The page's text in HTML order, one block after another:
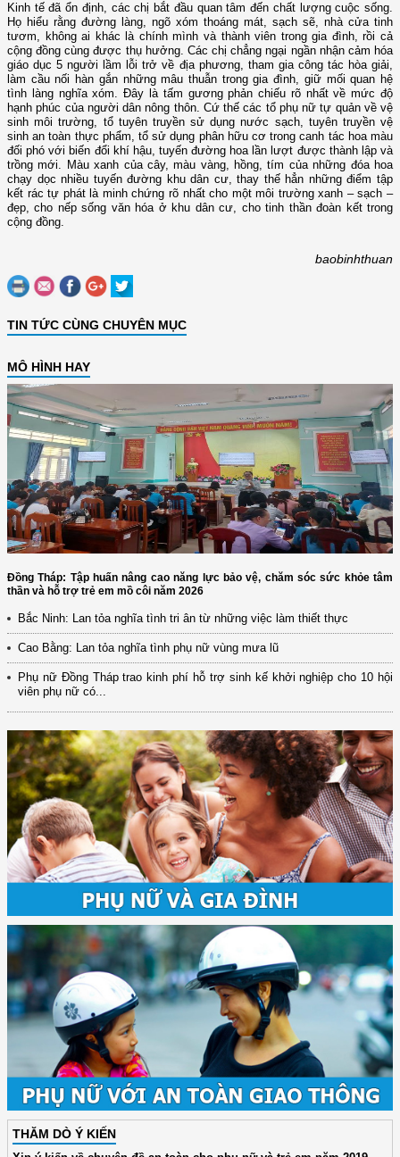
Kinh tế đã ổn định, các chị bắt đầu quan tâm đến chất lượng cuộc sống.
Họ hiểu rằng đường làng, ngõ xóm thoáng mát, sạch sẽ, nhà cửa tinh
tươm, không ai khác là chính mình và thành viên trong gia đình, rồi cả
cộng đồng cùng được thụ hưởng. Các chị chẳng ngại ngần nhận cảm hóa
giáo dục 5 người lầm lỗi trở về địa phương, tham gia công tác hòa giải,
làm cầu nối hàn gắn những mâu thuẫn trong gia đình, giữ mối quan hệ
tình làng nghĩa xóm. Đây là tấm gương phản chiếu rõ nhất về mức độ
hạnh phúc của người dân nông thôn. Cứ thế các tổ phụ nữ tự quản về vệ
sinh môi trường, tổ tuyên truyền sử dụng nước sạch, tuyên truyền vệ
sinh an toàn thực phẩm, tổ sử dụng phân hữu cơ trong canh tác hoa màu
đối phó với biến đổi khí hậu, tuyến đường hoa lần lượt được thành lập và
trồng mới. Màu xanh của cây, màu vàng, hồng, tím của những đóa hoa
chạy dọc nhiều tuyến đường khu dân cư, thay thế hẳn những điểm tập
kết rác tự phát là minh chứng rõ nhất cho một môi trường xanh – sạch –
đẹp, cho nếp sống văn hóa ở khu dân cư, cho tinh thần đoàn kết trong
cộng đồng.
baobinhthuan
TIN TỨC CÙNG CHUYÊN MỤC
MÔ HÌNH HAY
Đồng Tháp: Tập huấn nâng cao năng lực bảo vệ, chăm sóc sức khỏe tâm
thần và hỗ trợ trẻ em mồ côi năm 2026
Bắc Ninh: Lan tỏa nghĩa tình tri ân từ những việc làm thiết thực
Cao Bằng: Lan tỏa nghĩa tình phụ nữ vùng mưa lũ
Phụ nữ Đồng Tháp trao kinh phí hỗ trợ sinh kế khởi nghiệp cho 10 hội
viên phụ nữ có...
THĂM DÒ Ý KIẾN